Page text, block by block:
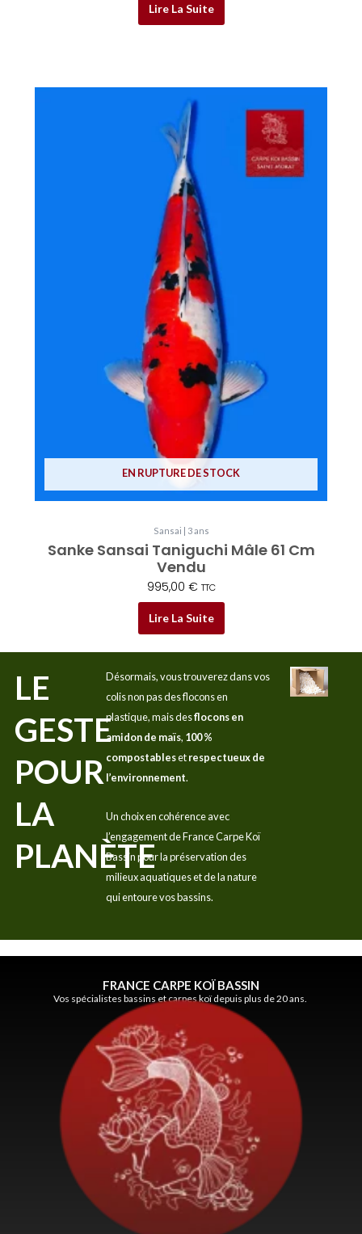
Lire La Suite
EN RUPTURE DE STOCK
Sansai | 3 ans
Sanke Sansai Taniguchi Mâle 61 Cm
Vendu
995,00 € TTC
Lire La Suite
LE
GESTE
POUR
LA
PLANÈTE
Désormais, vous trouverez dans vos
colis non pas des flocons en
plastique, mais desflocons en
amidon de maïs, 100 %
compostablesetrespectueux de
l’environnement.
Un choix en cohérence avec
l’engagement de France Carpe Koï
Bassin pour la préservation des
milieux aquatiques et de la nature
qui entoure vos bassins.
FRANCE CARPE KOÏ BASSIN
Vos spécialistes bassins et carpes koï depuis plus de 20 ans.